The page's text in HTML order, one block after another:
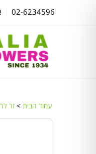
02-6234596
עמוד הבית > זר